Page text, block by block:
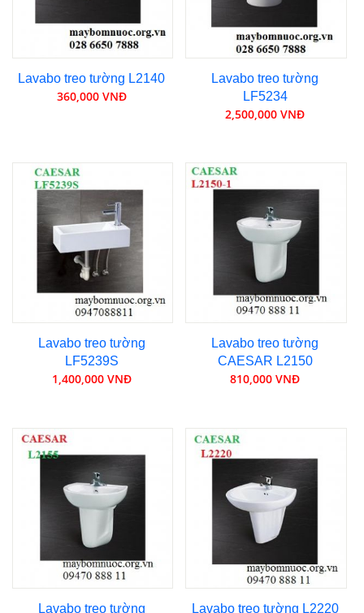
Lavabo treo tường L2140
360,000 VNĐ
Lavabo treo tường
LF5234
2,500,000 VNĐ
Lavabo treo tường
LF5239S
1,400,000 VNĐ
Lavabo treo tường
CAESAR L2150
810,000 VNĐ
Lavabo treo tường
Lavabo treo tường L2220